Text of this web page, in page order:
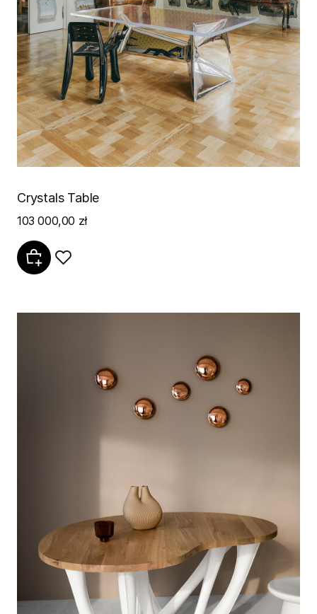
Crystals Table
103 000,00 zł